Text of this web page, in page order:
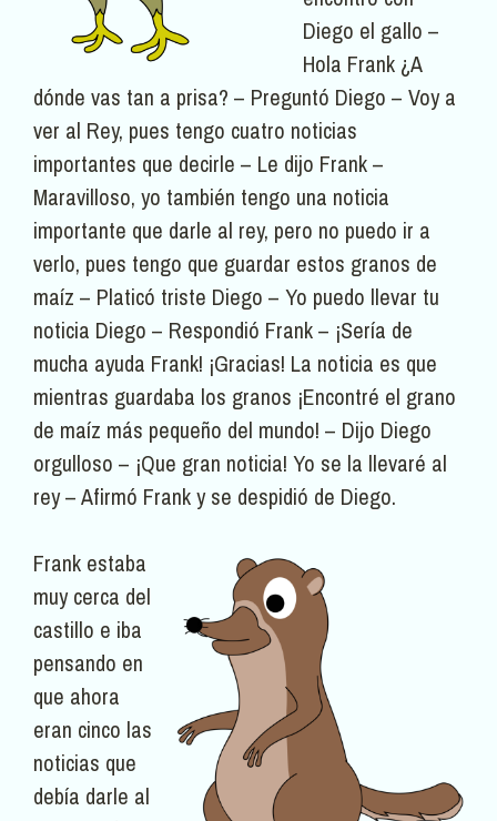
Diego el gallo –
Hola Frank ¿A
dónde vas tan a prisa? – Preguntó Diego – Voy a
ver al Rey, pues tengo cuatro noticias
importantes que decirle – Le dijo Frank –
Maravilloso, yo también tengo una noticia
importante que darle al rey, pero no puedo ir a
verlo, pues tengo que guardar estos granos de
maíz – Platicó triste Diego – Yo puedo llevar tu
noticia Diego – Respondió Frank – ¡Sería de
mucha ayuda Frank! ¡Gracias! La noticia es que
mientras guardaba los granos ¡Encontré el grano
de maíz más pequeño del mundo! – Dijo Diego
orgulloso – ¡Que gran noticia! Yo se la llevaré al
rey – Afirmó Frank y se despidió de Diego.
Frank estaba
muy cerca del
castillo e iba
pensando en
que ahora
eran cinco las
noticias que
debía darle al